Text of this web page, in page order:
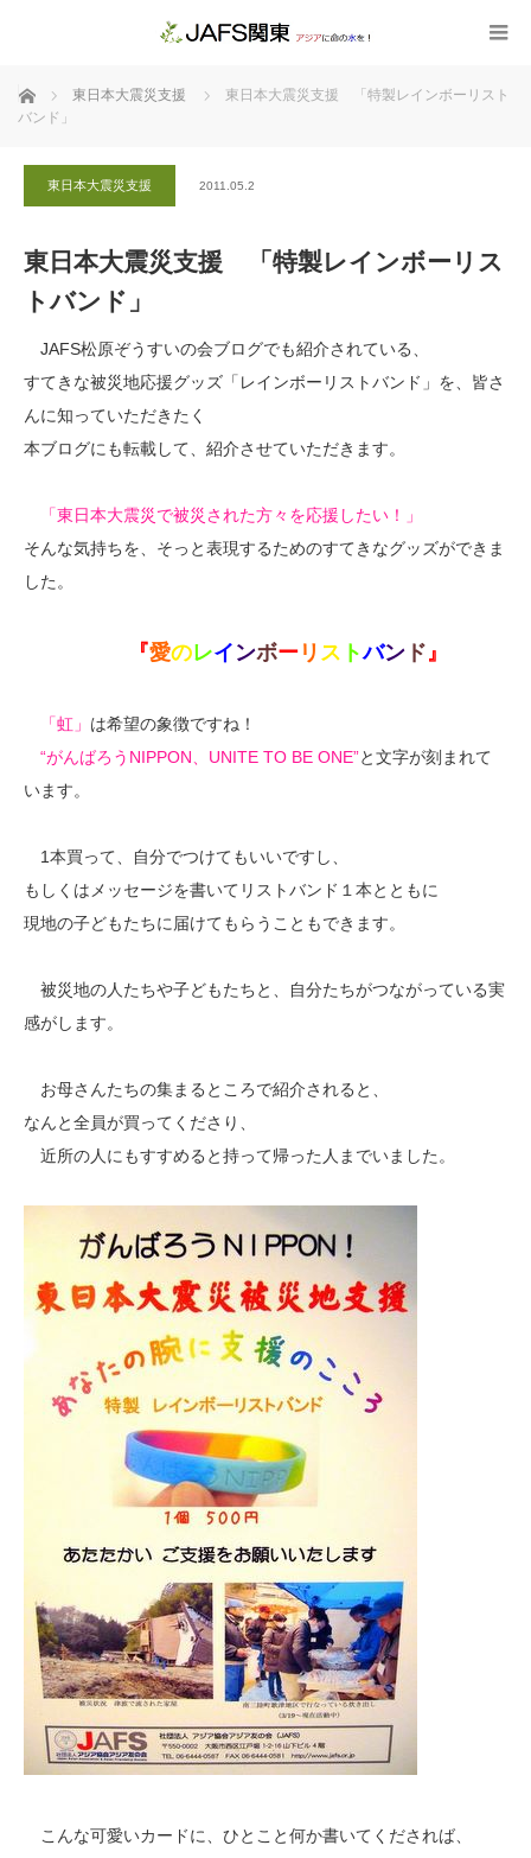
ホーム 東日本大震災支援
東日本大震災支援 「特製レインボーリスト
バンド」
東日本大震災支援 2011.05.2
東日本大震災支援 「特製レインボーリス
トバンド」
JAFS松原ぞうすいの会ブログでも紹介されている、
すてきな被災地応援グッズ「レインボーリストバンド」を、皆さ
んに知っていただきたく
本ブログにも転載して、紹介させていただきます。
「東日本大震災で被災された方々を応援したい！」
そんな気持ちを、そっと表現するためのすてきなグッズができま
した。
『愛のレイ ンボー リ ス トバン ド』
「虹」 は希望の象徴ですね！
“がんばろうNIPPON、UNITE TO BE ONE”と文字が刻まれて
います。
1本買って、自分でつけてもいいですし、
もしくはメッセージを書いてリストバンド１本とともに
現地の子どもたちに届けてもらうこともできます。
被災地の人たちや子どもたちと、自分たちがつながっている実
感がします。
お母さんたちの集まるところで紹介されると、
なんと全員が買ってくださり、
近所の人にもすすめると持って帰った人までいました。
こんな可愛いカードに、ひとこと何か書いてくだされば、